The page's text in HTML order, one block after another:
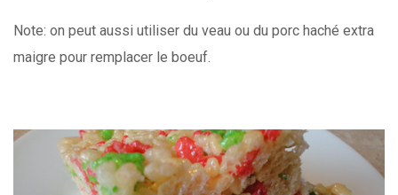
Note: on peut aussi utiliser du veau ou du porc haché extra
maigre pour remplacer le boeuf.